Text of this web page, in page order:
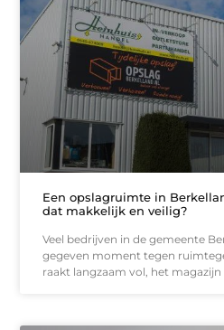
Een opslagruimte in
dat makkelijk en veilig?
Veel bedrijven in de gemeente
gegeven moment tegen
raakt langzaam vol, het